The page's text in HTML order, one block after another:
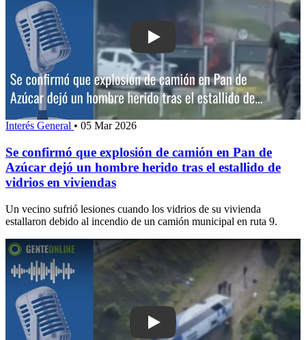
Play: Se confirmó que explosión de
Interés General • 05 Mar 2026
Se confirmó que explosión de camión en Pan de
Azúcar dejó un hombre herido tras el estallido de
vidrios en viviendas
Un vecino sufrió lesiones cuando los vidrios de su vivienda
estallaron debido al incendio de un camión municipal en ruta 9.
Play: Formalizaron al chofer de